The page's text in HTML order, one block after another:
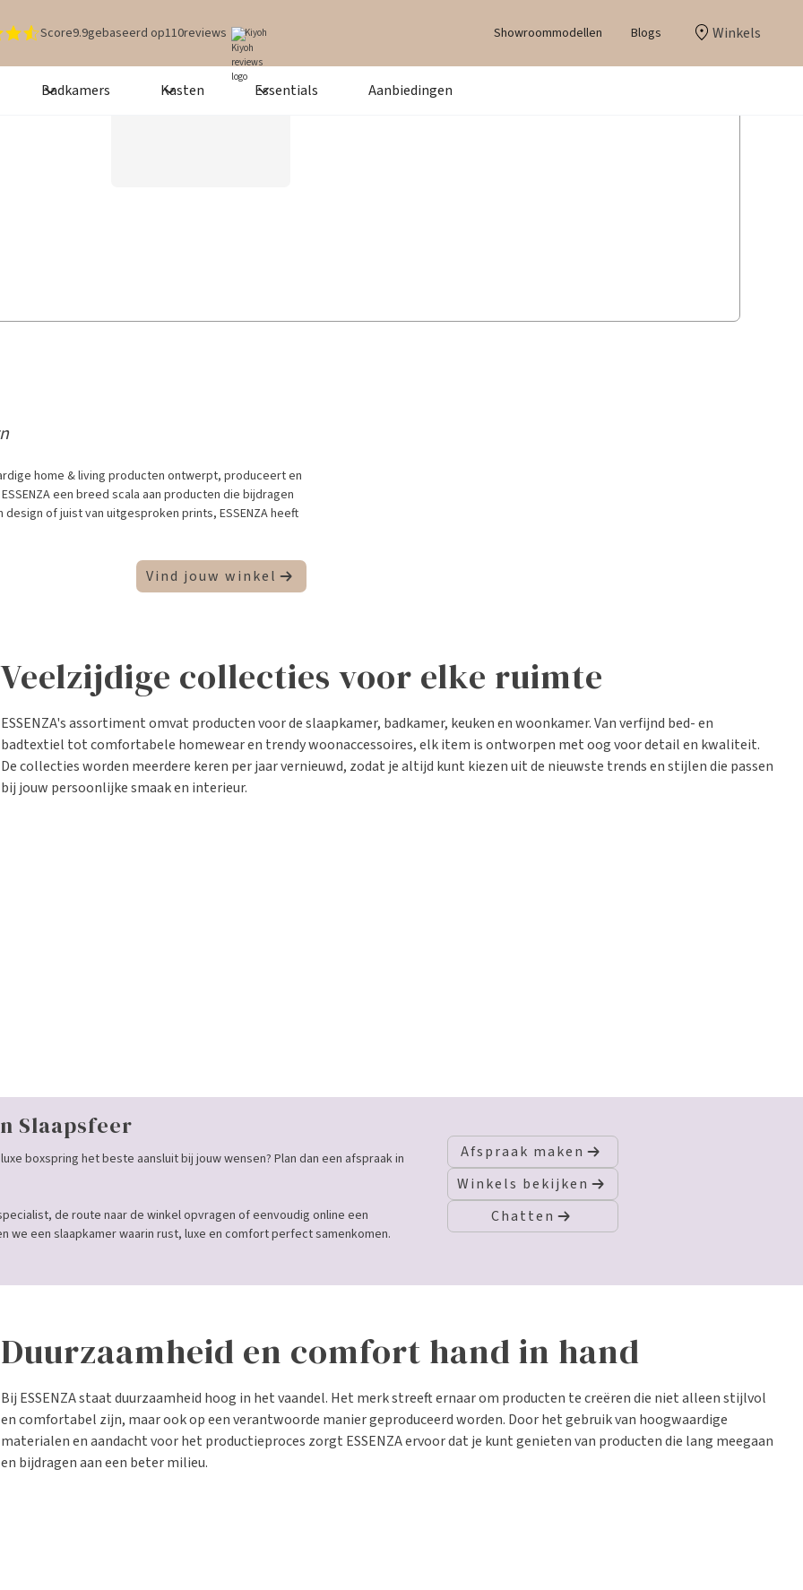
Score9.9gebaseerd op110reviews Kiyoh Showroommodellen Blogs Winkels
Badkamers Kasten Essentials Aanbiedingen
home & living producten ontwerpt, produceert en
een breed scala aan producten die bijdragen
of juist van uitgesproken prints, ESSENZA heeft
Vind jouw winkel
Veelzijdige collecties voor elke ruimte
ESSENZA's assortiment omvat producten voor de slaapkamer, badkamer, keuken en woonkamer. Van verfijnd bed- en
badtextiel tot comfortabele homewear en trendy woonaccessoires, elk item is ontworpen met oog voor detail en kwaliteit.
De collecties worden meerdere keren per jaar vernieuwd, zodat je altijd kunt kiezen uit de nieuwste trends en stijlen die passen
bij jouw persoonlijke smaak en interieur.
Slaapsfeer
boxspring het beste aansluit bij jouw wensen? Plan dan een afspraak in
de route naar de winkel opvragen of eenvoudig online een
we een slaapkamer waarin rust, luxe en comfort perfect samenkomen.
Afspraak maken
Winkels bekijken
Chatten
Duurzaamheid en comfort hand in hand
Bij ESSENZA staat duurzaamheid hoog in het vaandel. Het merk streeft ernaar om producten te creëren die niet alleen stijlvol
en comfortabel zijn, maar ook op een verantwoorde manier geproduceerd worden. Door het gebruik van hoogwaardige
materialen en aandacht voor het productieproces zorgt ESSENZA ervoor dat je kunt genieten van producten die lang meegaan
en bijdragen aan een beter milieu.